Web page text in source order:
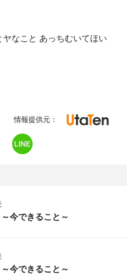
なこと あっちむいてほい
情報提供元：
今できること～
今できること～